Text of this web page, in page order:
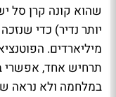
שהוא קונה קרן סל
יותר נדיר) כדי
מיליארדים.
תרחיש אחד, אפשרי
במלחמה ולא נראה